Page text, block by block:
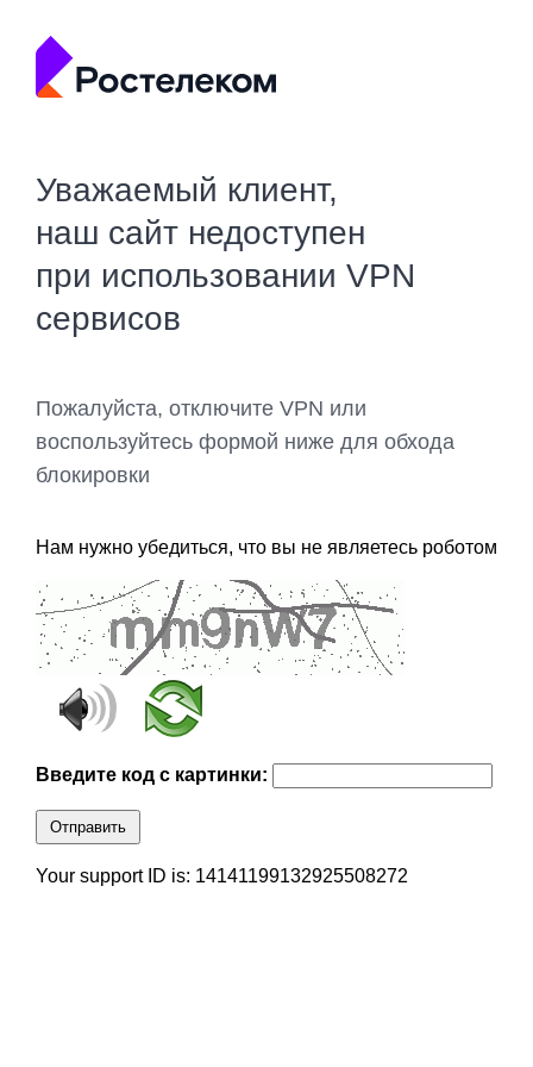
Уважаемый клиент,
наш сайт недоступен
при использовании VPN
сервисов
Пожалуйста, отключите VPN или
воспользуйтесь формой ниже для обхода
блокировки
Нам нужно убедиться, что вы не являетесь роботом
Введите код с картинки:
Отправить
Your support ID is: 14141199132925508272